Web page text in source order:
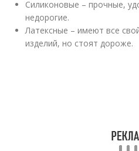
Силиконовые – прочные,
недорогие.
Латексные – имеют все
изделий, но стоят дороже.